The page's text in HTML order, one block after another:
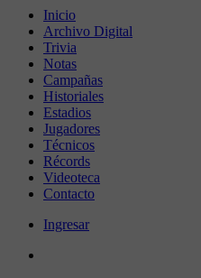
Inicio
Archivo Digital
Trivia
Notas
Campañas
Historiales
Estadios
Jugadores
Técnicos
Récords
Videoteca
Contacto
Ingresar